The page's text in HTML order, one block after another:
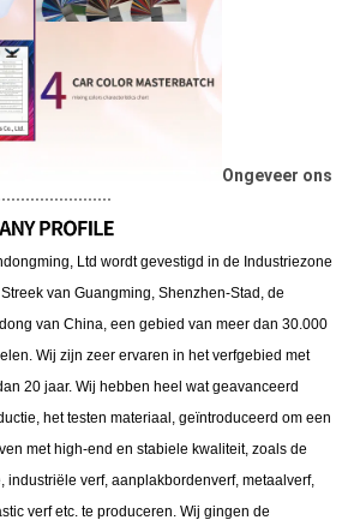
Ongeveer ons
Ltd wordt gevestigd in de Industriezone
van Guangming, Shenzhen-Stad, de
van China, een gebied van meer dan 30.000
Wij zijn zeer ervaren in het verfgebied met
20 jaar. Wij hebben heel wat geavanceerd
het testen materiaal, geïntroduceerd om een
met high-end en stabiele kwaliteit, zoals de
industriële verf, aanplakbordenverf, metaalverf,
verf etc. te produceren. Wij gingen de